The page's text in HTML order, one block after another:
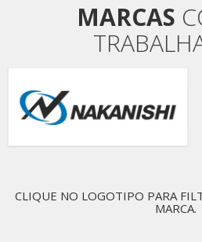
MARCAS
CLIQUE NO LOGOTIPO PARA
MARCA.